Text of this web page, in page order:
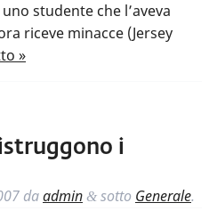
studente che l’aveva
riceve minacce (Jersey
»
i
daadmin & sotto Generale.